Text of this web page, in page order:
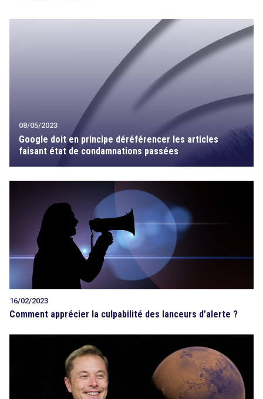
08/05/2023
Google doit en principe déréférencer les articles
faisant état de condamnations passées
16/02/2023
Comment apprécier la culpabilité des lanceurs d’alerte ?